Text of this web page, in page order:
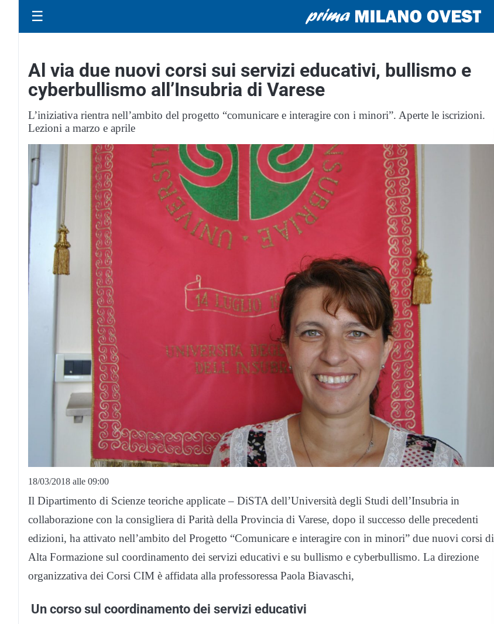
☰
Al via due nuovi corsi sui servizi educativi, bullismo e
cyberbullismo all’Insubria di Varese
L’iniziativa rientra nell’ambito del progetto “comunicare e interagire con i minori”. Aperte le iscrizioni.
Lezioni a marzo e aprile
18/03/2018 alle 09:00
Il Dipartimento di Scienze teoriche applicate – DiSTA dell’Università degli Studi dell’Insubria in
collaborazione con la consigliera di Parità della Provincia di Varese, dopo il successo delle precedenti
edizioni, ha attivato nell’ambito del Progetto “Comunicare e interagire con in minori” due nuovi corsi di
Alta Formazione sul coordinamento dei servizi educativi e su bullismo e cyberbullismo. La direzione
organizzativa dei Corsi CIM è affidata alla professoressa Paola Biavaschi,
Un corso sul coordinamento dei servizi educativi